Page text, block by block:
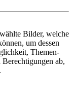
Bilder, welche
um dessen
Themen-
ab,